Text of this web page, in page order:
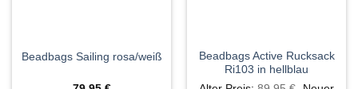
Beadbags Sailing rosa/weiß
Beadbags Active Rucksack
Ri103 in hellblau